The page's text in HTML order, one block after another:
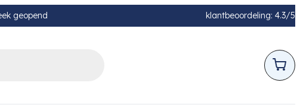
geopend klantbeoordeling: 4.3/5